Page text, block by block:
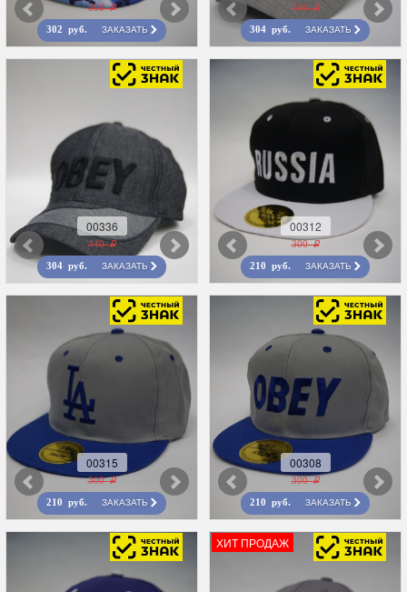
560 r
302 руб. ЗАКАЗАТЬ
440 r
304 руб. ЗАКАЗАТЬ
00336
440 r
304 руб. ЗАКАЗАТЬ
00312
300 r
210 руб. ЗАКАЗАТЬ
00315
300 r
210 руб. ЗАКАЗАТЬ
00308
300 r
210 руб. ЗАКАЗАТЬ
ХИТ ПРОДАЖ